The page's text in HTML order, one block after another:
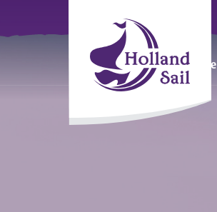
Home